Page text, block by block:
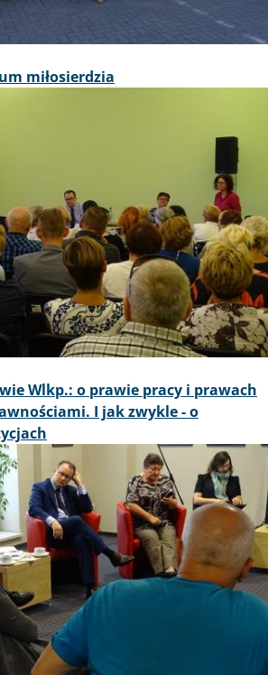
miłosierdzia
Wlkp.: o prawie pracy i prawach
I jak zwykle - o